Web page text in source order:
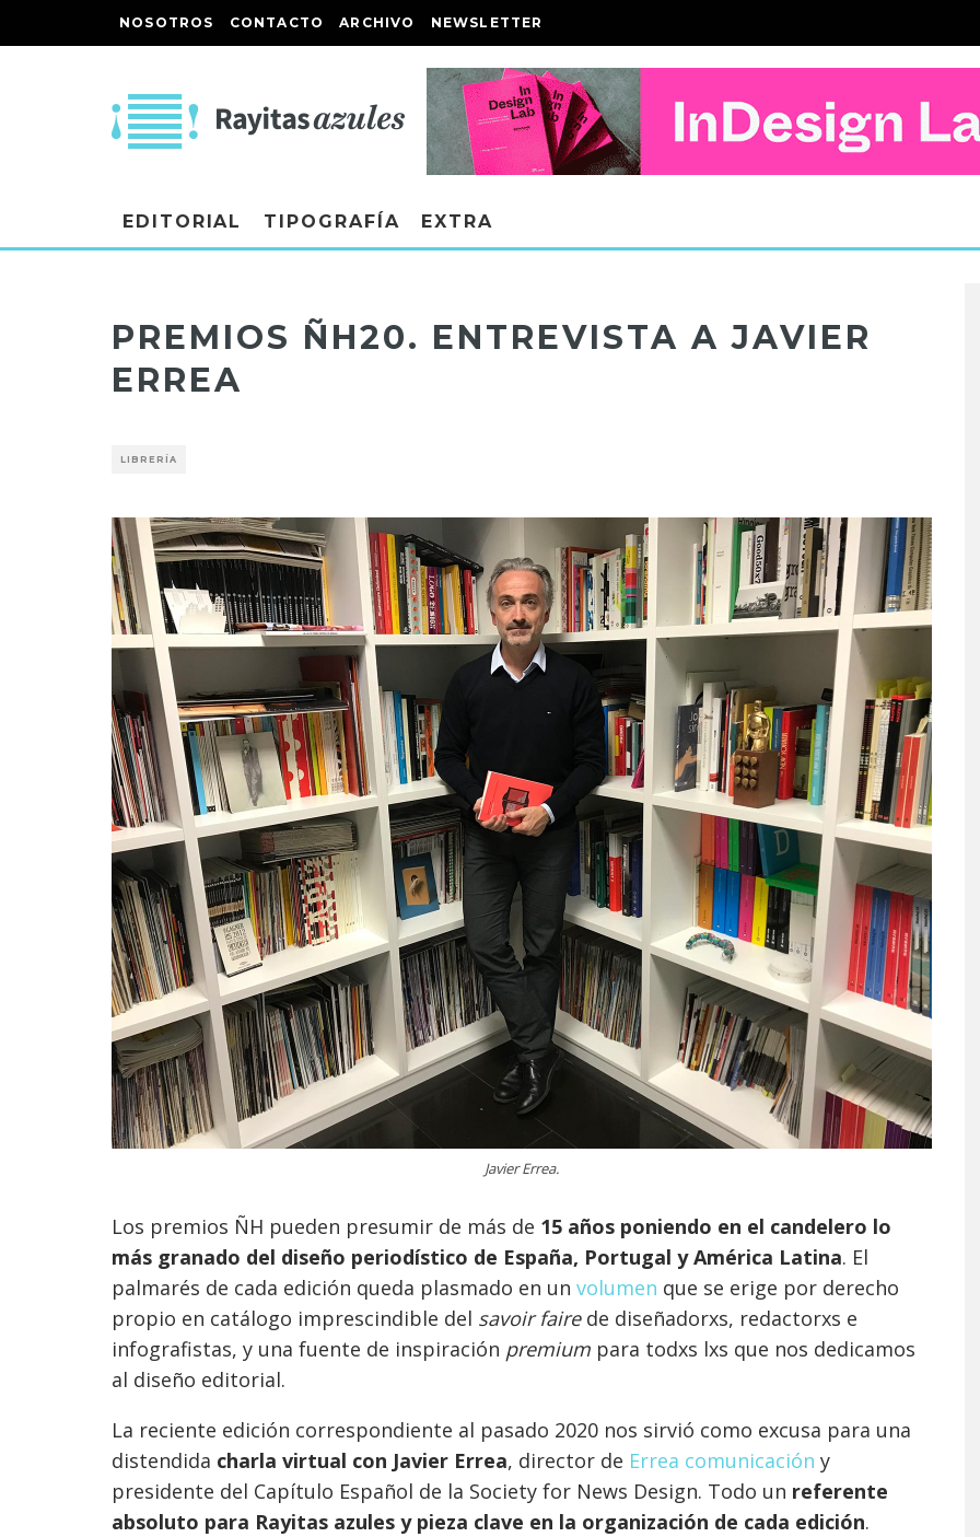
NOSOTROS CONTACTO ARCHIVO NEWSLETTER
EDITORIAL TIPOGRAFÍA EXTRA
PREMIOS ÑH20. ENTREVISTA A JAVIER
ERREA
LIBRERÍA
Javier Errea.
Los premios ÑH pueden presumir de más de 15 años poniendo en el candelero lo
más granado del diseño periodístico de España, Portugal y América Latina. El
palmarés de cada edición queda plasmado en un volumen que se erige por derecho
propio en catálogo imprescindible del savoir faire de diseñadorxs, redactorxs e
infografistas, y una fuente de inspiración premium para todxs lxs que nos dedicamos
al diseño editorial.
La reciente edición correspondiente al pasado 2020 nos sirvió como excusa para una
distendida charla virtual con Javier Errea, director de Errea comunicación y
presidente del Capítulo Español de la Society for News Design. Todo un referente
absoluto para Rayitas azules y pieza clave en la organización de cada edición.